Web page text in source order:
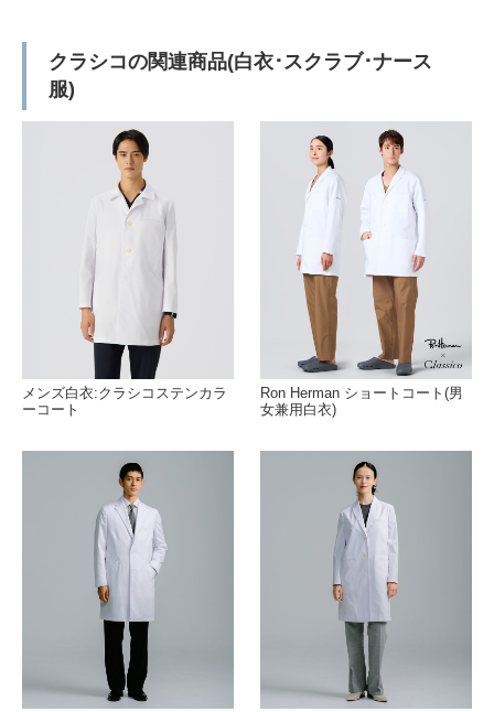
クラシコの関連商品(白衣･スクラブ･ナース
服)
メンズ白衣:クラシコステンカラ
ーコート
Ron Herman ショートコート(男
女兼用白衣)